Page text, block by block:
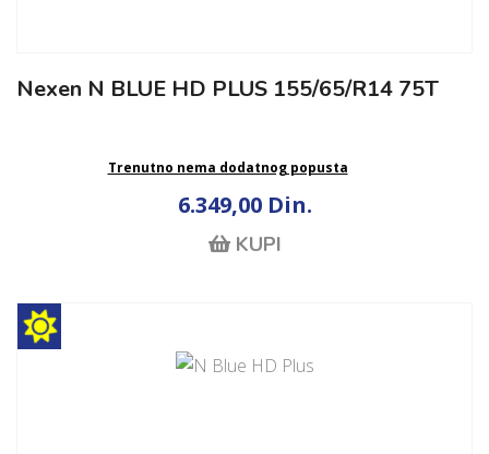
Nexen N BLUE HD PLUS 155/65/R14 75T
Trenutno nema dodatnog popusta
6.349,00 Din.
KUPI